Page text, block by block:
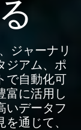
ジャーナリ
ジアム、ポ
で自動化可
富に活用し
いデータフ
通じて、